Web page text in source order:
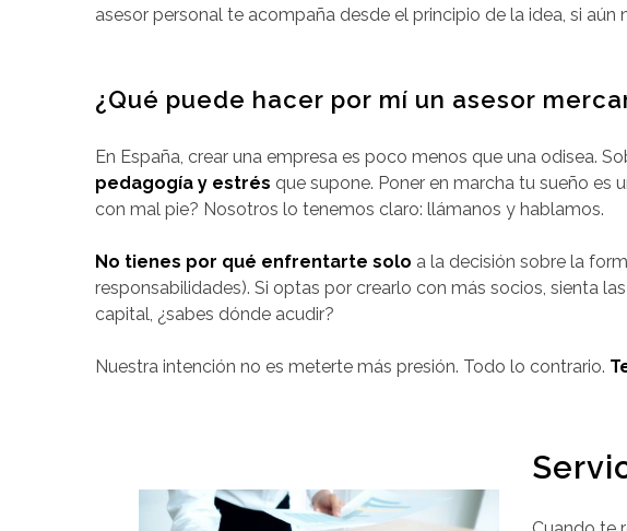
asesor personal te acompaña desde el principio de la idea, si
¿Qué puede hacer por mí un asesor
En España, crear una empresa es poco menos que una odisea.
pedagogía y estrés que supone. Poner en marcha tu sueño
con mal pie? Nosotros lo tenemos claro: llámanos y hablamos.
No tienes por qué enfrentarte solo a la decisión sobre la
responsabilidades). Si optas por crearlo con más socios, sienta
capital, ¿sabes dónde acudir?
Nuestra intención no es meterte más presión. Todo lo contrario.